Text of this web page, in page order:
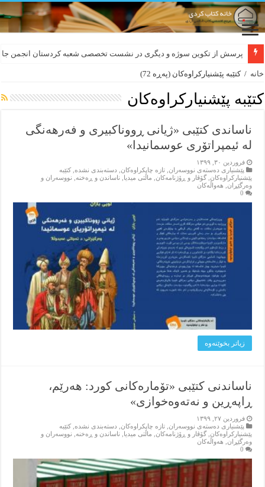
پرسش از تکوین سوژه و دیگری در نشست تخصصی شعبه کردستان انجمن
لەسەر کێشی ڕوباعی و به نەغمەی قەڵەمی «ئالی»
خانه / کتێبه‌ پێشنیارکراوه‌کان (پەڕە 72)
کتێبه‌ پێشنیارکراوه‌کان
ناساندی کتێبی «ژیانی ڕووناکبیری و فه‌رهه‌نگی
له‌ ئیمپراتۆری عوسمانیدا»
فروردین ۳۰, ۱۳۹۹
پێشنیاری ده‌سته‌ی نووسه‌ران ,تازه‌ چاپکراوه‌کان دسته‌بندی نشده ,کتێبه‌
پێشنیارکراوه‌کان ,گۆڤار و ڕۆژنامه‌کان ماڵتی میدیا ناساندن و ڕه‌خنه‌
نووسه‌ران و
وه‌رگێڕان
هه‌واڵه‌کان
0
زیاتر بخوێنه‌وه‌
ناساندنی کتێبی «تۆمارەکانی کورد: هەرێم،
ڕاپەڕین و نەتەوەخوازی»
فروردین ۲۷, ۱۳۹۹
پێشنیاری ده‌سته‌ی نووسه‌ران ,تازه‌ چاپکراوه‌کان دسته‌بندی نشده ,کتێبه‌
پێشنیارکراوه‌کان ,گۆڤار و ڕۆژنامه‌کان ماڵتی میدیا ناساندن و ڕه‌خنه‌
نووسه‌ران و
وه‌رگێڕان
هه‌واڵه‌کان
0